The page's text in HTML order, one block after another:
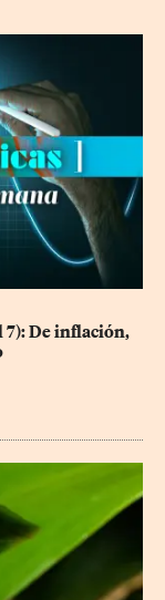
7): De inflación,